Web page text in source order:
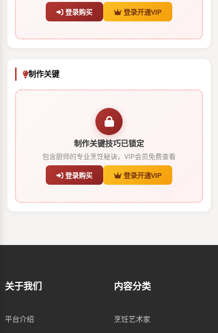
登录购买 登录开通VIP
制作关键
制作关键技巧已锁定
包含厨师的专业烹饪秘诀，VIP会员免费查看
登录购买 登录开通VIP
关于我们
平台介绍
内容分类
烹饪艺术家